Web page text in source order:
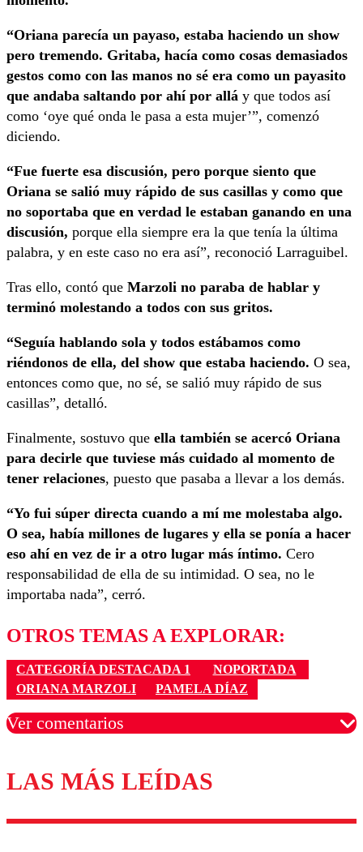
“Oriana parecía un payaso, estaba haciendo un show
pero tremendo. Gritaba, hacía como cosas demasiados
gestos como con las manos no sé era como un payasito
que andaba saltando por ahí por allá y que todos así
como ‘oye qué onda le pasa a esta mujer’”, comenzó
diciendo.
“Fue fuerte esa discusión, pero porque siento que
Oriana se salió muy rápido de sus casillas y como que
no soportaba que en verdad le estaban ganando en una
discusión, porque ella siempre era la que tenía la última
palabra, y en este caso no era así”, reconoció Larraguibel.
Tras ello, contó que Marzoli no paraba de hablar y
terminó molestando a todos con sus gritos.
“Seguía hablando sola y todos estábamos como
riéndonos de ella, del show que estaba haciendo. O sea,
entonces como que, no sé, se salió muy rápido de sus
casillas”, detalló.
Finalmente, sostuvo que ella también se acercó Oriana
para decirle que tuviese más cuidado al momento de
tener relaciones, puesto que pasaba a llevar a los demás.
“Yo fui súper directa cuando a mí me molestaba algo.
O sea, había millones de lugares y ella se ponía a hacer
eso ahí en vez de ir a otro lugar más íntimo. Cero
responsabilidad de ella de su intimidad. O sea, no le
importaba nada”, cerró.
OTROS TEMAS A EXPLORAR:
CATEGORÍA DESTACADA 1
NOPORTADA
ORIANA MARZOLI
PAMELA DÍAZ
Ver comentarios
Los comentarios son moderados para garantizar un
diálogo respetuoso.
Nombre
LAS MÁS LEÍDAS